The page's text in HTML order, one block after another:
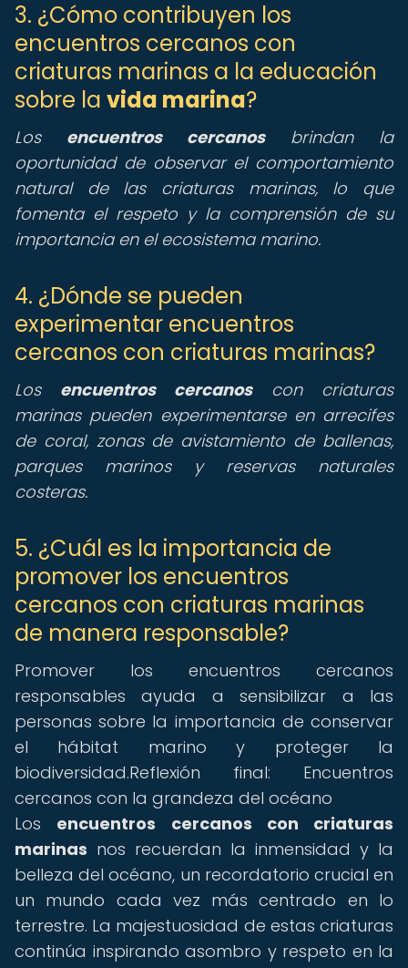
3. ¿Cómo contribuyen los
encuentros cercanos con
criaturas marinas a la educación
sobre la vida marina?
Los encuentros cercanosbrindan la
oportunidad de observar el comportamiento
natural de las criaturas marinas, lo que
fomenta el respeto y la comprensión de su
importancia en el ecosistema marino.
4. ¿Dónde se pueden
experimentar encuentros
cercanos con criaturas marinas?
Los encuentros cercanoscon criaturas
marinas pueden experimentarse en arrecifes
de coral, zonas de avistamiento de ballenas,
parques marinos y reservas naturales
costeras.
5. ¿Cuál es la importancia de
promover los encuentros
cercanos con criaturas marinas
de manera responsable?
Promover los encuentros cercanos
responsables ayuda a sensibilizar a las
personas sobre la importancia de conservar
el hábitat marino y proteger la
biodiversidad.Reflexión final: Encuentros
cercanos con la grandeza del océano
Los encuentros cercanos con criaturas
marinas nos recuerdan la inmensidad y la
belleza del océano, un recordatorio crucial en
un mundo cada vez más centrado en lo
terrestre. La majestuosidad de estas criaturas
continúa inspirando asombro y respeto en la